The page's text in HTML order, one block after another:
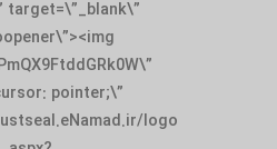
target=\”_blank\”
pointer;\”
logo